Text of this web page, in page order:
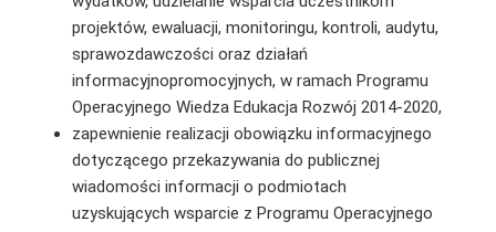
projektów, ewaluacji, monitoringu, kontroli, audytu,
sprawozdawczości oraz działań
informacyjnopromocyjnych, w ramach Programu
Operacyjnego Wiedza Edukacja Rozwój 2014-2020,
zapewnienie realizacji obowiązku informacyjnego
dotyczącego przekazywania do publicznej
wiadomości informacji o podmiotach
uzyskujących wsparcie z Programu Operacyjnego